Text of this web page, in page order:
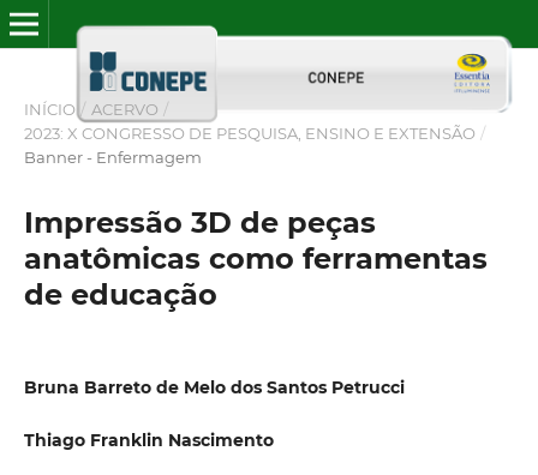
INÍCIO / ACERVO /
2023: X CONGRESSO DE PESQUISA, ENSINO E EXTENSÃO /
Banner - Enfermagem
Impressão 3D de peças
anatômicas como ferramentas
de educação
Bruna Barreto de Melo dos Santos Petrucci
Thiago Franklin Nascimento